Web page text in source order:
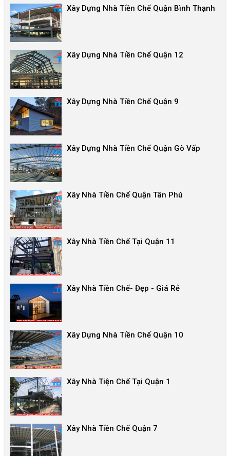
Xây Dựng Nhà Tiền Chế Quận Bình Thạnh
Xây Dựng Nhà Tiền Chế Quận 12
Xây Dựng Nhà Tiền Chế Quận 9
Xây Dựng Nhà Tiền Chế Quận Gò Vấp
Xây Nhà Tiền Chế Quận Tân Phú
Xây Nhà Tiền Chế Tại Quận 11
Xây Nhà Tiền Chế- Đẹp - Giá Rẻ
Xây Dựng Nhà Tiền Chế Quận 10
Xây Nhà Tiện Chế Tại Quận 1
Xây Nhà Tiền Chế Quận 7